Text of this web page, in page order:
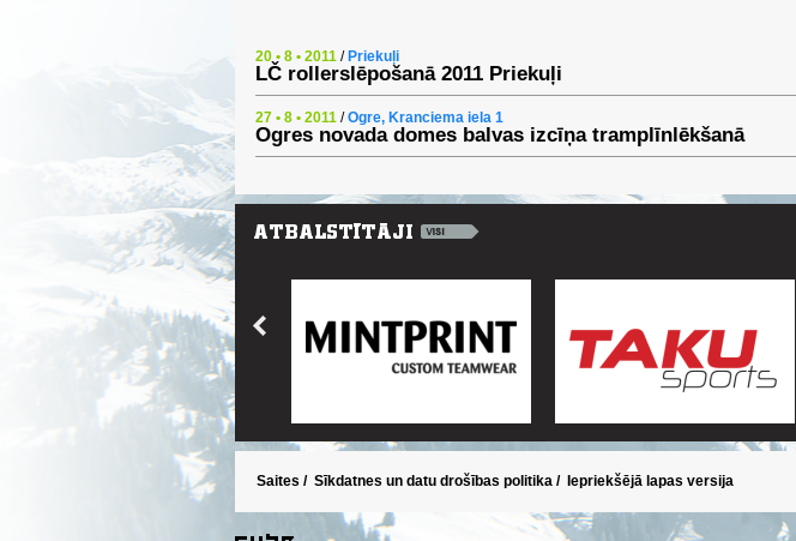
20 • 8 • 2011 / Priekuļi
LČ rollerslēpošanā 2011 Priekuļi
27 • 8 • 2011 /Ogre, Kranciema iela 1
Ogres novada domes balvas izcīņa tramplīnlēkšanā
Saites / Sīkdatnes un datu drošības politika / Iepriekšējā lapas versija